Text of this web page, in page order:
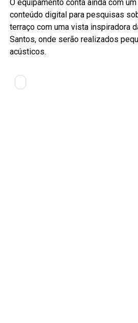
O equipamento conta ainda com
conteúdo digital para pesquisas
terraço com uma vista inspiradora
Santos, onde serão realizados
acústicos.